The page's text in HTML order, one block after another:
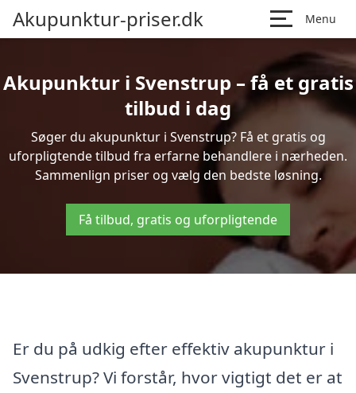
Akupunktur-priser.dk Menu
Akupunktur i Svenstrup – få et gratis
tilbud i dag
Søger du akupunktur i Svenstrup? Få et gratis og
uforpligtende tilbud fra erfarne behandlere i nærheden.
Sammenlign priser og vælg den bedste løsning.
Få tilbud, gratis og uforpligtende
Er du på udkig efter effektiv akupunktur i
Svenstrup? Vi forstår, hvor vigtigt det er at